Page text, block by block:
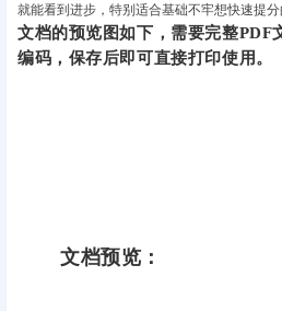
就能看到进步，特别适合基础不牢想快速提分
文档的预览图如下，需要完整PDF
编码，保存后即可直接打印使用。
文档预览：